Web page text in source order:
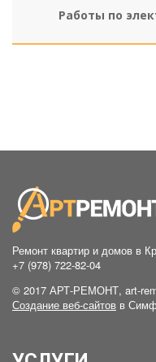
Работы по
Ремонт квартир и домов в
+7 (978) 722-82-04
© 2017 АРТ-РЕМОНТ, art-
Создание веб-сайтов в